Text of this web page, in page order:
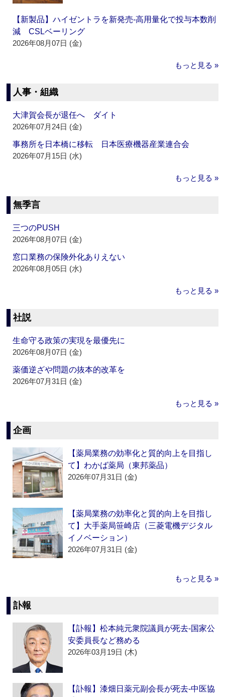
【新製品】ハイゼントラを新発売‐高用量化で投与本数削
減 CSLベーリング
2026年08月07日 (金)
もっと見る »
人事・組織
大津賀会長が退任へ ダイト
2026年07月24日 (金)
事務所を日本橋に移転 日本医療機器産業連合会
2026年07月15日 (水)
もっと見る »
無季言
三つのPUSH
2026年08月07日 (金)
窓口業務の保険外化ありえない
2026年08月05日 (水)
もっと見る »
社説
生命守る政策の実現を最優先に
2026年08月07日 (金)
薬価逆ざや問題の抜本的改革を
2026年07月31日 (金)
もっと見る »
企画
【薬局業務の効率化と質的向上を目指し
て】わかば薬局（東邦薬品）
2026年07月31日 (金)
【薬局業務の効率化と質的向上を目指し
て】大手薬局笹崎店（三菱電機デジタル
イノベーション）
2026年07月31日 (金)
もっと見る »
訃報
【訃報】松本純元衆院議員が死去‐国家公
安委員長など務める
2026年03月19日 (木)
【訃報】漆畑日薬元副会長が死去‐中医協